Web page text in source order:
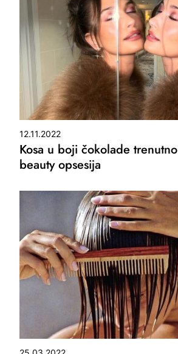
12.11.2022
Kosa u boji čokolade
beauty opsesija